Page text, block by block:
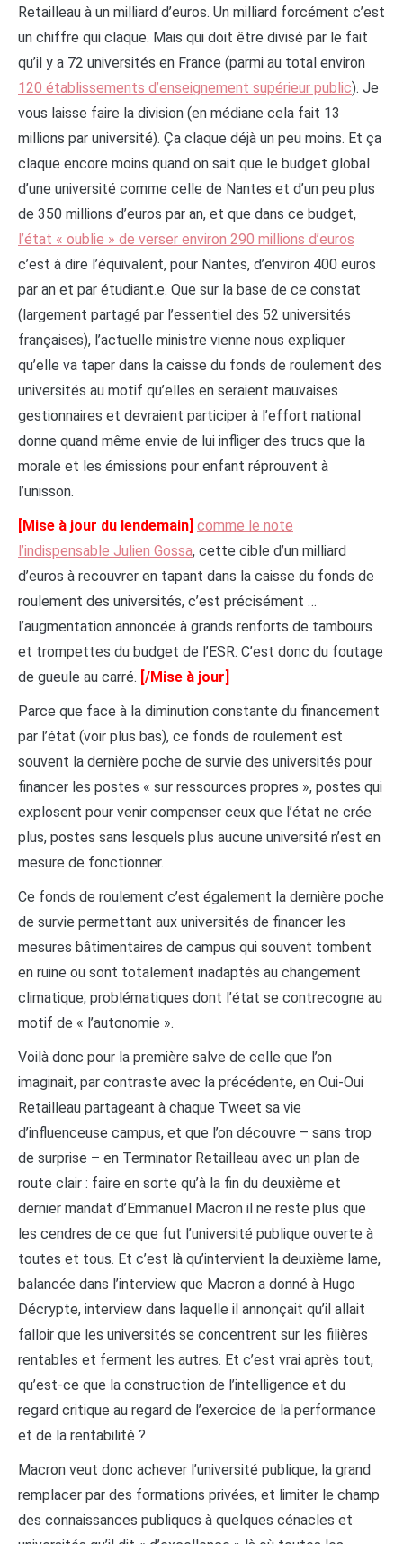
Retailleau à un milliard d’euros. Un milliard forcément c’est
un chiffre qui claque. Mais qui doit être divisé par le fait
qu’il y a 72 universités en France (parmi au total environ
120 établissements d’enseignement supérieur public). Je
vous laisse faire la division (en médiane cela fait 13
millions par université). Ça claque déjà un peu moins. Et ça
claque encore moins quand on sait que le budget global
d’une université comme celle de Nantes et d’un peu plus
de 350 millions d’euros par an, et que dans ce budget,
l’état « oublie » de verser environ 290 millions d’euros
c’est à dire l’équivalent, pour Nantes, d’environ 400 euros
par an et par étudiant.e. Que sur la base de ce constat
(largement partagé par l’essentiel des 52 universités
françaises), l’actuelle ministre vienne nous expliquer
qu’elle va taper dans la caisse du fonds de roulement des
universités au motif qu’elles en seraient mauvaises
gestionnaires et devraient participer à l’effort national
donne quand même envie de lui infliger des trucs que la
morale et les émissions pour enfant réprouvent à
l’unisson.
[Mise à jour du lendemain] comme le note
l’indispensable Julien Gossa, cette cible d’un milliard
d’euros à recouvrer en tapant dans la caisse du fonds de
roulement des universités, c’est précisément …
l’augmentation annoncée à grands renforts de tambours
et trompettes du budget de l’ESR. C’est donc du foutage
de gueule au carré. [/Mise à jour]
Parce que face à la diminution constante du financement
par l’état (voir plus bas), ce fonds de roulement est
souvent la dernière poche de survie des universités pour
financer les postes « sur ressources propres », postes qui
explosent pour venir compenser ceux que l’état ne crée
plus, postes sans lesquels plus aucune université n’est en
mesure de fonctionner.
Ce fonds de roulement c’est également la dernière poche
de survie permettant aux universités de financer les
mesures bâtimentaires de campus qui souvent tombent
en ruine ou sont totalement inadaptés au changement
climatique, problématiques dont l’état se contrecogne au
motif de « l’autonomie ».
Voilà donc pour la première salve de celle que l’on
imaginait, par contraste avec la précédente, en Oui-Oui
Retailleau partageant à chaque Tweet sa vie
d’influenceuse campus, et que l’on découvre – sans trop
de surprise – en Terminator Retailleau avec un plan de
route clair : faire en sorte qu’à la fin du deuxième et
dernier mandat d’Emmanuel Macron il ne reste plus que
les cendres de ce que fut l’université publique ouverte à
toutes et tous. Et c’est là qu’intervient la deuxième lame,
balancée dans l’interview que Macron a donné à Hugo
Décrypte, interview dans laquelle il annonçait qu’il allait
falloir que les universités se concentrent sur les filières
rentables et ferment les autres. Et c’est vrai après tout,
qu’est-ce que la construction de l’intelligence et du
regard critique au regard de l’exercice de la performance
et de la rentabilité ?
Macron veut donc achever l’université publique, la grand
remplacer par des formations privées, et limiter le champ
des connaissances publiques à quelques cénacles et